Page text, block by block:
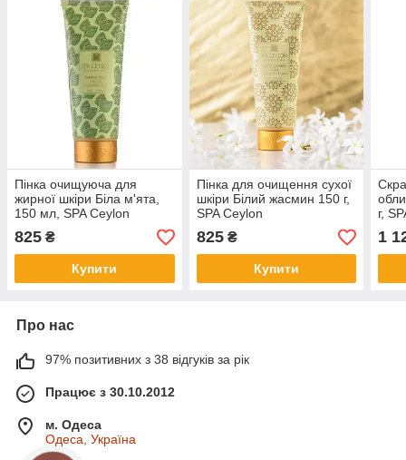
Пінка очищуюча для
жирної шкіри Біла м'ята,
150 мл, SPA Ceylon
825 ₴
Купити
Пінка для очищення сухої
шкіри Білий жасмин 150 г,
SPA Ceylon
825₴
Купити
г,
1
Про нас
97% позитивних з 38 відгуків за рік
Працює з 30.10.2012
м. Одеса
Одеса, Україна